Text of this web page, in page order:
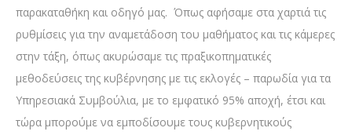
παρακαταθήκη και οδηγό μας. Όπως αφήσαμε στα χαρτιά τις
ρυθμίσεις για την αναμετάδοση του μαθήματος και τις κάμερες
στην τάξη, όπως ακυρώσαμε τις πραξικοπηματικές
μεθοδεύσεις της κυβέρνησης με τις εκλογές – παρωδία για τα
Υπηρεσιακά Συμβούλια, με το εμφατικό 95% αποχή, έτσι και
τώρα μπορούμε να εμποδίσουμε τους κυβερνητικούς